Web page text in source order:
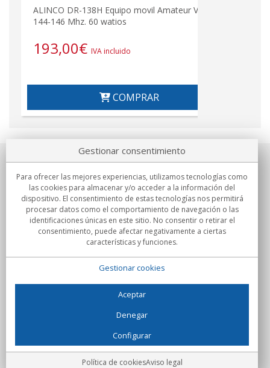
ALINCO DR-138H Equipo movil Amateur VHF-
144-146 Mhz. 60 watios
193,00€ IVA incluido
COMPRAR
Sobre nosotros
Compromisos
Compras
C/Flassaders, 13, Nave 6, 08130 Santa Perpètua de Mogoda
(Barcelona) - España
Locura Digital - Todos los derechos reservados
Gestionar consentimiento
Para ofrecer las mejores experiencias, utilizamos tecnologías como
las cookies para almacenar y/o acceder a la información del
dispositivo. El consentimiento de estas tecnologías nos permitirá
procesar datos como el comportamiento de navegación o las
identificaciones únicas en este sitio. No consentir o retirar el
consentimiento, puede afectar negativamente a ciertas
características y funciones.
Gestionar cookies
Aceptar
Denegar
Configurar
Política de cookiesAviso legal